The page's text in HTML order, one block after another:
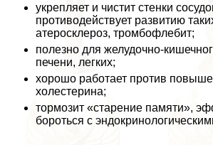
укрепляет и чистит стенки
противодействует развитию
атеросклероз, тромбофлебит;
полезно для желудочно-
печени, легких;
хорошо работает против
холестерина;
тормозит «старение памяти»,
бороться с